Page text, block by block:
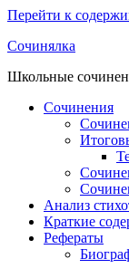
Перейти к
Сочинялка
Школьные
Сочинения
Анализ
Краткие
Рефераты